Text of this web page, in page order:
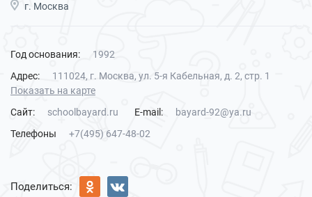
г. Москва
Год основания:
1992
Адрес:
111024, г. Москва, ул. 5-я Кабельная, д. 2, стр. 1
Показать на карте
Сайт:
schoolbayard.ru E-mail:
bayard-92@ya.ru
Телефоны
+7(495) 647-48-02
Поделиться: